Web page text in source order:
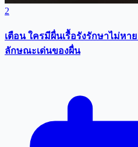
2
เตือน ใครมีผื่นเรื้อรังรักษาไม่หา
ลักษณะเด่นของผื่น